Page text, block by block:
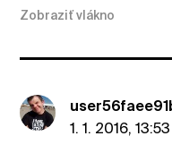
Zobraziť vlákno
1. 1. 2016, 13:53